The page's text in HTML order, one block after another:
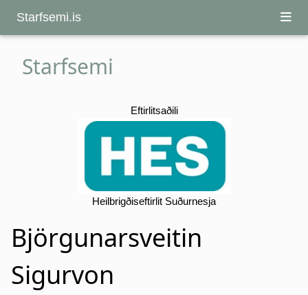
Starfsemi.is
Starfsemi
Eftirlitsaðili
Heilbrigðiseftirlit Suðurnesja
Björgunarsveitin
Sigurvon